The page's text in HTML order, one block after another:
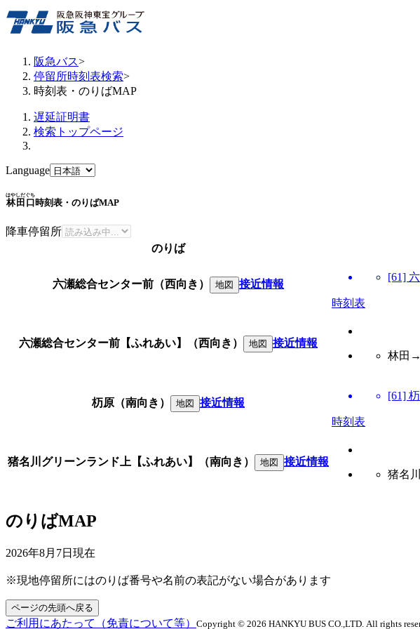
阪急バス>
停留所時刻表検索>
時刻表・のりばMAP
遅延証明書
検索トップページ
Language
林田口
はやしだぐち
時刻表・のりばMAP
降車停留所
のりば
六瀬総合センター前（西向き） 地図 接近情報
[61]
時刻表
六瀬総合センター前【ふれあい】（西向き） 地図
接近情報
林田
杤原（南向き） 地図 接近情報
[61]
時刻表
猪名川グリーンランド上【ふれあい】（南向き） 地図
接近情報
猪名
のりばMAP
2026年8月7日 現在
※現地停留所にはのりば番号や名前の表記がない場合があります
ページの先頭へ戻る
ご利用にあたって（免責について等） Copyright © 2026 HANKYU BUS CO.,LTD. All rights